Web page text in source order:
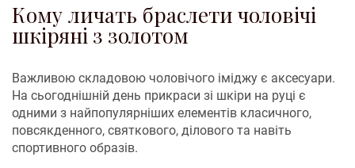
Кому личать браслети чоловічі
шкіряні з золотом
Важливою складовою чоловічого іміджу є аксесуари.
На сьогоднішній день прикраси зі шкіри на руці є
одними з найпопулярніших елементів класичного,
повсякденного, святкового, ділового та навіть
спортивного образів.